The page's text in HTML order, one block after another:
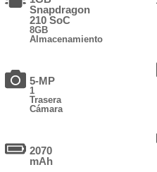
Snapdragon
210 SoC
8GB
Almacenamiento
5-MP
1
Trasera
Cámara
2070
mAh